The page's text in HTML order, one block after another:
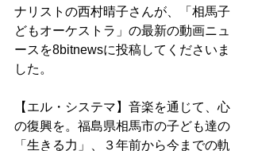
ナリストの西村晴子さんが、「相馬子
どもオーケストラ」の最新の動画ニュ
ースを8bitnewsに投稿してくださいま
した。
【エル・システマ】音楽を通じて、心
の復興を。福島県相馬市の子ども達の
「生きる力」、３年前から今までの軌